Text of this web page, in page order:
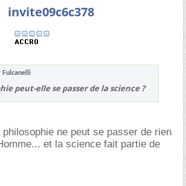
invite09c6c378
Fulcanelli
peut-elle se passer de la science ?
ne peut se passer de rien
et la science fait partie de